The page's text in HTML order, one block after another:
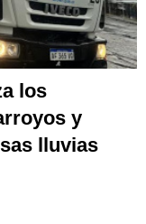
los
y
lluvias